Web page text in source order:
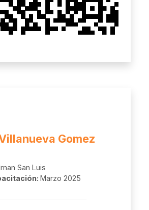
Gomez
San Luis
Marzo 2025